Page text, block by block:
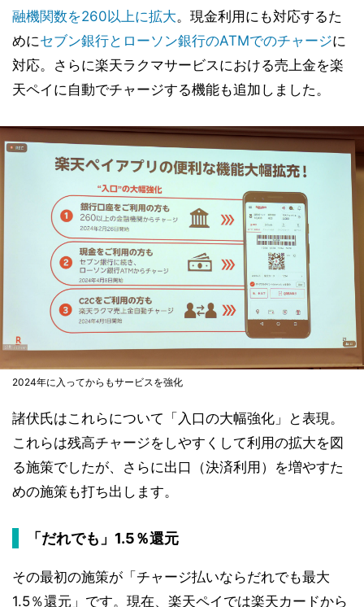
融機関数を260以上に拡大。現金利用にも対応するた
めにセブン銀行とローソン銀行のATMでのチャージに
対応。さらに楽天ラクマサービスにおける売上金を楽
天ペイに自動でチャージする機能も追加しました。
2024年に入ってからもサービスを強化
諸伏氏はこれらについて「入口の大幅強化」と表現。
これらは残高チャージをしやすくして利用の拡大を図
る施策でしたが、さらに出口（決済利用）を増やすた
めの施策も打ち出します。
「だれでも」1.5％還元
その最初の施策が「チャージ払いならだれでも最大
1.5％還元」です。現在、楽天ペイでは楽天カードから